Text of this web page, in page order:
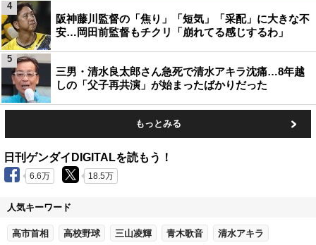
阪神藤川監督の「焦り」「短気」「采配」に大きな不
安…岡田前監督もチクリ「崩れてる感じするわ」
4
三男・清水良太郎さん急死で清水アキラ沈痛…8年越
しの「父子再共演」が始まったばかりだった
5
もっとみる
日刊ゲンダイDIGITALを読もう！
6.6万 18.5万
人気キーワード
高市首相 高校野球 三山凌輝 青木歌音 清水アキラ